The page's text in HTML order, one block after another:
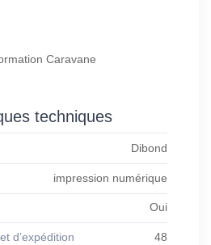
Caravane
techniques
Dibond
impression numérique
Oui
d’expédition 48